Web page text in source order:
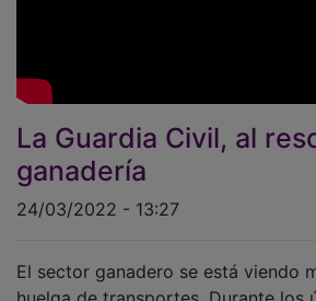
La Guardia Civil, al
ganadería
24/03/2022 - 13:27
El sector ganadero se está viendo